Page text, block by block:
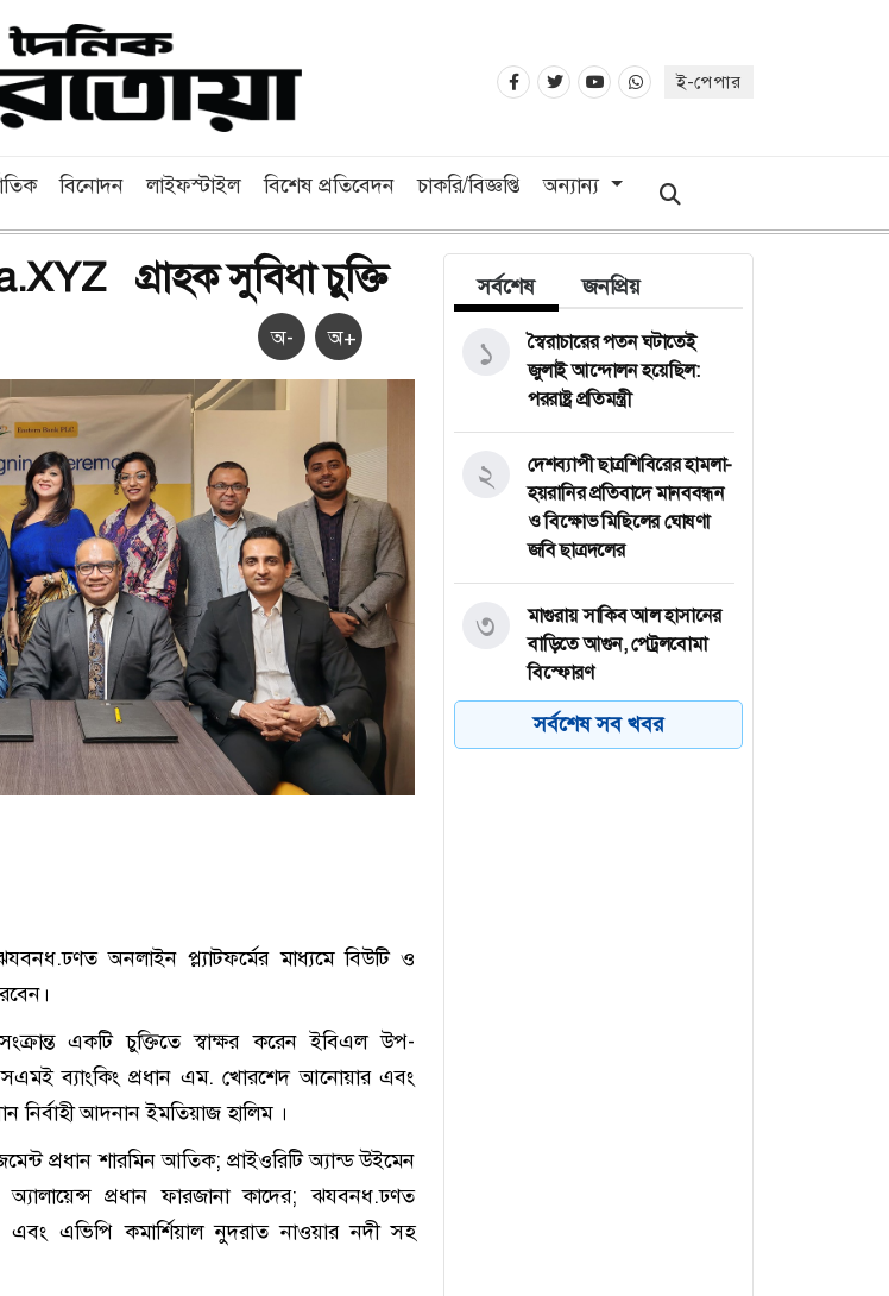
ই-পেপার
বিনোদন লাইফস্টাইল বিশেষ প্রতিবেদন চাকরি/বিজ্ঞপ্তি অন্যান্য
গ্রাহক সুবিধা চুক্তি
অ- অ+
অনলাইন প্ল্যাটফর্মের মাধ্যমে বিউটি ও
একটি চুক্তিতে স্বাক্ষর করেন ইবিএল উপ-
ব্যাংকিং প্রধান এম. খোরশেদ আনোয়ার এবং
নির্বাহী আদনান ইমতিয়াজ হালিম ।
প্রধান শারমিন আতিক; প্রাইওরিটি অ্যান্ড উইমেন
প্রধান ফারজানা কাদের; ঝযবনধ.ঢণত
এবং এভিপি কমার্শিয়াল নুদরাত নাওয়ার নদী সহ
সর্বশেষ জনপ্রিয়
স্বৈরাচারের পতন ঘটাতেই
জুলাই আন্দোলন হয়েছিল:
পররাষ্ট্র প্রতিমন্ত্রী
১
দেশব্যাপী ছাত্রশিবিরের হামলা-
হয়রানির প্রতিবাদে মানববন্ধন
ও বিক্ষোভ মিছিলের ঘোষণা
জবি ছাত্রদলের
২
মাগুরায় সাকিব আল হাসানের
বাড়িতে আগুন, পেট্রলবোমা
বিস্ফোরণ
৩
বগুড়া মহানগরে ১১ দলের
৪
সর্বশেষ সব খবর